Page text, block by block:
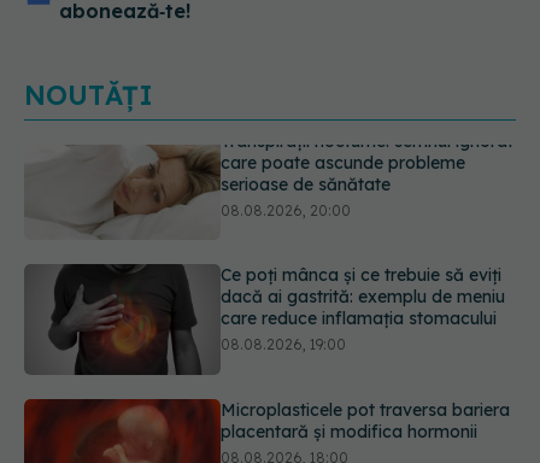
abonează‑te!
NOUTĂȚI
Ce poți mânca și ce trebuie să eviți
dacă ai gastrită: exemplu de meniu
care reduce inflamația stomacului
Microplasticele pot traversa bariera
placentară și modifica hormonii
Trucul genial cu ceai negru pentru